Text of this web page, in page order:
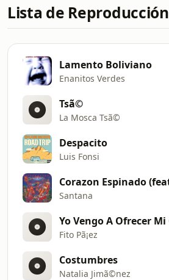
Lista de Reproducción
Lamento Boliviano
Enanitos Verdes
Tsã©
La Mosca Tsã©
Despacito
Luis Fonsi
Santana
Fito Pã¡ez
Costumbres
Natalia Jimã©nez